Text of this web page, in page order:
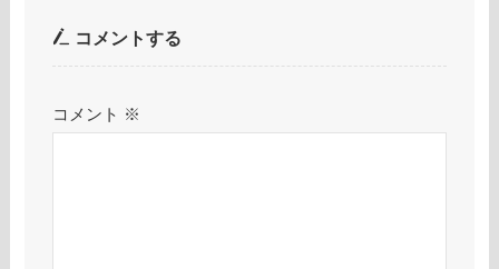
コメントする
コメント ※